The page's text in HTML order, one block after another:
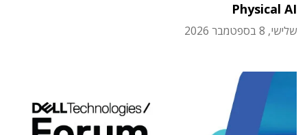
Physical AI
שלישי, 8 בספטמבר 2026